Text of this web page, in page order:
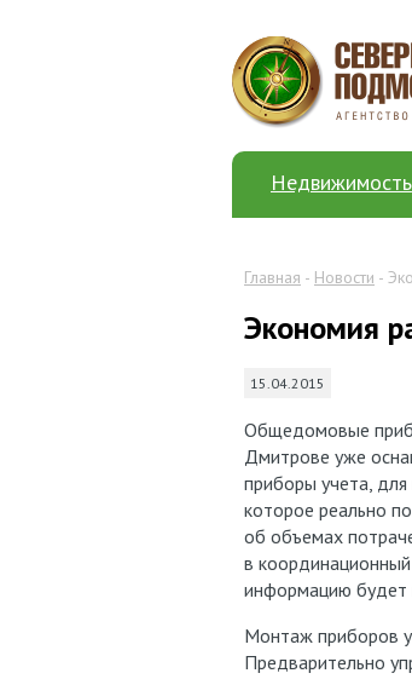
Недвижимость
Главная - Новости -
Экономия
15.04.2015
Общедомовые
Дмитрове уже
приборы учета, для
которое реально
об объемах
в
информацию будет
Монтаж приборов
Предварительно